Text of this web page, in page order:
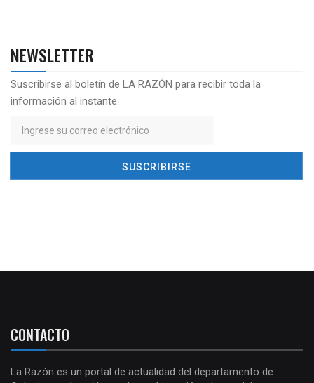
NEWSLETTER
Suscribirse al boletín de LA RAZÓN para recibir toda la
información al instante.
CONTACTO
La Razón es un portal de actualidad del departamento de